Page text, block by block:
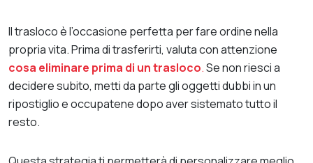
Il trasloco è l’occasione perfetta per fare ordine nella
propria vita. Prima di trasferirti, valuta con attenzione
cosa eliminare prima di un trasloco.Se non riesci a
decidere subito, metti da parte gli oggetti dubbi in un
ripostiglio e occupatene dopo aver sistemato tutto il
resto.